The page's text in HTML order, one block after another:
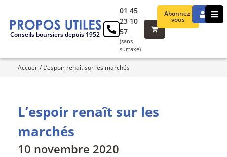
Conseils boursiers depuis 1952
Abonnez-
vous
01 45
23 10
57
(sans
surtaxe)
Accueil / L’espoir renaît sur les marchés
L’espoir renaît sur les
marchés
10 novembre 2020